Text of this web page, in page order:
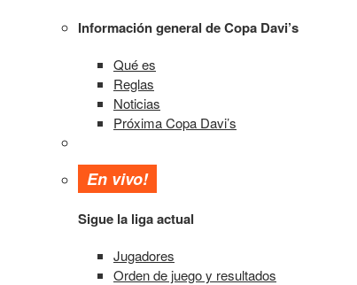
Información general de Copa Davi’s
Qué es
Reglas
Noticias
Próxima Copa Davi’s
En vivo!
Sigue la liga actual
Jugadores
Orden de juego y resultados